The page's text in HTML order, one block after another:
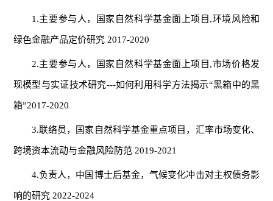
1.主要参与人，国家自然科学基金面上项目,环境风险和
绿色金融产品定价研究 2017-2020
2.主要参与人， 国家自然科学基金面上项目,市场价格发
现模型与实证技术研究---如何利用科学方法揭示“黑箱中的黑
箱”2017-2020
3.联络员，国家自然科学基金重点项目，汇率市场变化、
跨境资本流动与金融风险防范 2019-2021
4.负责人，中国博士后基金，气候变化冲击对主权债务影
响的研究 2022-2024